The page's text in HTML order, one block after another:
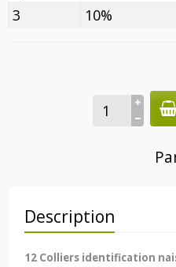
3
10%
Description
12 Colliers identification